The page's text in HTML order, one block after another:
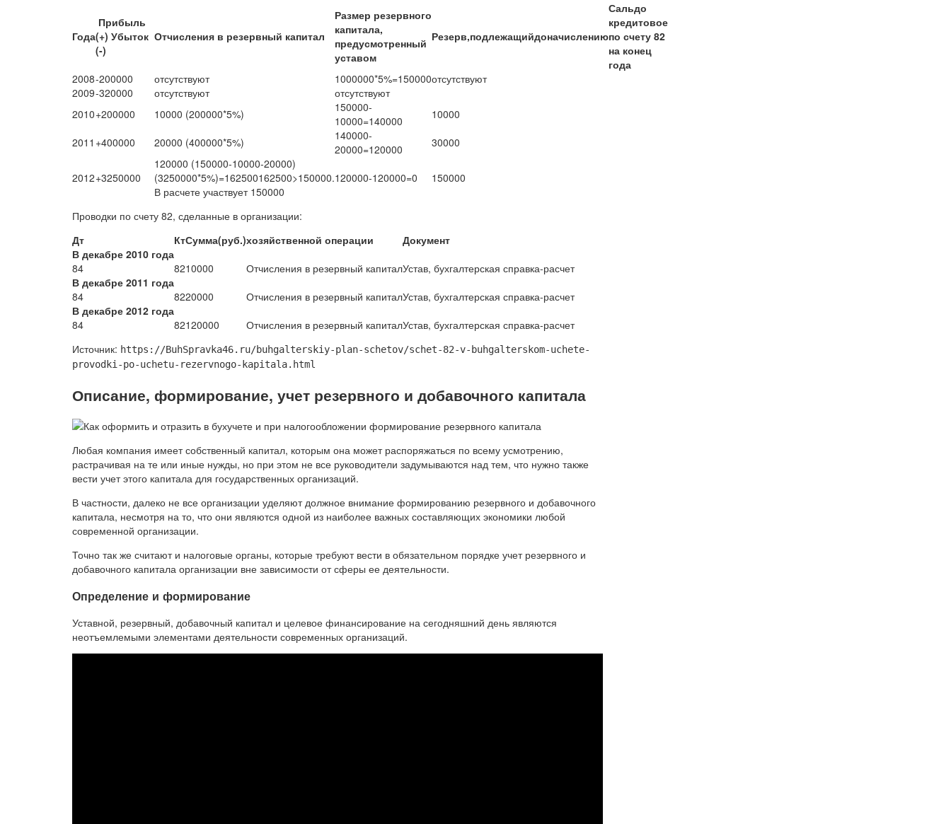
Года
Прибыль
(+) Убыток
(-)
Отчисления в резервный капитал
Размер резервного
капитала,
предусмотренный
уставом
Резерв,подлежащийдоначислению
Сальдо
кредитовое
по счету 82
на конец
года
2008-200000 отсутствуют 1000000*5%=150000отсутствуют
2009-320000 отсутствуют
отсутствуют
2010+200000 10000 (200000*5%)
150000-
10000=140000
10000
2011 +400000 20000 (400000*5%)
140000-
20000=120000
30000
2012+3250000
120000 (150000-10000-20000)
(3250000*5%)=162500162500>150000.
В расчете участвует 150000
120000-120000=0 150000
Проводки по счету 82, сделанные в организации:
Дт
КтСумма(руб.)хозяйственной операции
Документ
В декабре 2010 года
84
8210000 Отчисления в резервный капиталУстав, бухгалтерская справка-расчет
В декабре 2011 года
84
8220000 Отчисления в резервный капиталУстав, бухгалтерская справка-расчет
В декабре 2012 года
84
82120000 Отчисления в резервный капиталУстав, бухгалтерская справка-расчет
Источник: https://BuhSpravka46.ru/buhgalterskiy-plan-schetov/schet-82-v-buhgalterskom-uchete-
provodki-po-uchetu-rezervnogo-kapitala.html
Описание, формирование, учет резервного и добавочного капитала
Любая компания имеет собственный капитал, которым она может распоряжаться по всему усмотрению,
растрачивая на те или иные нужды, но при этом не все руководители задумываются над тем, что нужно также
вести учет этого капитала для государственных организаций.
В частности, далеко не все организации уделяют должное внимание формированию резервного и добавочного
капитала, несмотря на то, что они являются одной из наиболее важных составляющих экономики любой
современной организации.
Точно так же считают и налоговые органы, которые требуют вести в обязательном порядке учет резервного и
добавочного капитала организации вне зависимости от сферы ее деятельности.
Определение и формирование
Уставной, резервный, добавочный капитал и целевое финансирование на сегодняшний день являются
неотъемлемыми элементами деятельности современных организаций.